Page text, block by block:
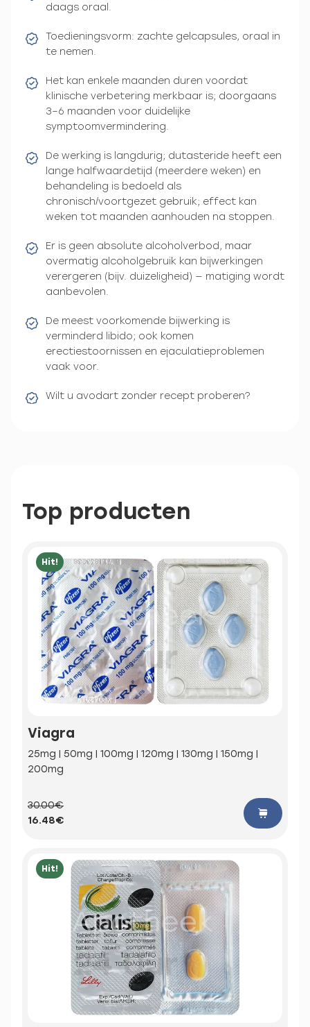
daags oraal.
Toedieningsvorm: zachte gelcapsules, oraal in
te nemen.
Het kan enkele maanden duren voordat
klinische verbetering merkbaar is; doorgaans
3–6 maanden voor duidelijke
symptoomvermindering.
De werking is langdurig; dutasteride heeft een
lange halfwaardetijd (meerdere weken) en
behandeling is bedoeld als
chronisch/voortgezet gebruik; effect kan
weken tot maanden aanhouden na stoppen.
Er is geen absolute alcoholverbod, maar
overmatig alcoholgebruik kan bijwerkingen
verergeren (bijv. duizeligheid) — matiging wordt
aanbevolen.
De meest voorkomende bijwerking is
verminderd libido; ook komen
erectiestoornissen en ejaculatieproblemen
vaak voor.
Wilt u avodart zonder recept proberen?
Top producten
Hit!
Viagra
25mg | 50mg | 100mg | 120mg | 130mg | 150mg |
200mg
30.00€
16.48€
Hit!